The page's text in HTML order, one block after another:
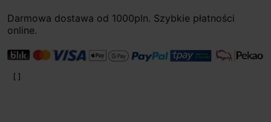
Darmowa dostawa od 1000pln. Szybkie płatności
online.